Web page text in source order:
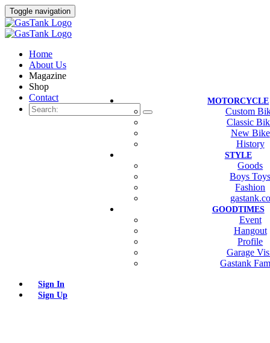
Toggle navigation
Home
About Us
Magazine
Shop
Contact
MOTORCYCLE
Custom
Classic
New Bike
History
STYLE
Goods
Boys
Fashion
gastank.co
GOODTIMES
Event
Hangout
Profile
Garage
Gastank
Sign In
Sign Up